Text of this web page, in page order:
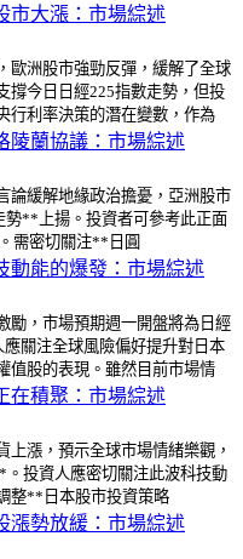
市大漲：市場綜述
歐洲股市強勁反彈，緩解了全球
撐今日日經225指數走勢，但投
行利率決策的潛在變數，作為
陵蘭協議：市場綜述
論緩解地緣政治擔憂，亞洲股市
**上揚。投資者可參考此正面
需密切關注**日圓
動能的爆發：市場綜述
勵，市場預期週一開盤將為日經
關注全球風險偏好提升對日本
值股的表現。雖然目前市場情
在積聚：市場綜述
漲，預示全球市場情緒樂觀，
投資人應密切關注此波科技動
整**日本股市投資策略
漲勢放緩：市場綜述